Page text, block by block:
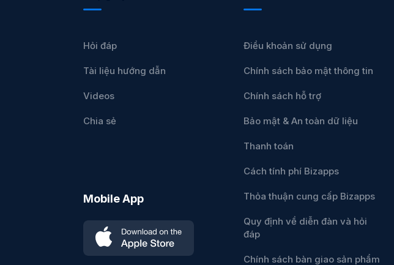
Hỏi đáp
Tài liệu hướng dẫn
Videos
Chia sẻ
Mobile App
Điều khoản sử dụng
Chính sách bảo mật thông tin
Chính sách hỗ trợ
Bảo mật & An toàn dữ liệu
Thanh toán
Cách tính phí Bizapps
Thỏa thuận cung cấp Bizapps
Quy định về diễn đàn và hỏi
đáp
Chính sách bàn giao sản phẩm